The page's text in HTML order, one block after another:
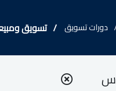
دورات تسويق تسويق